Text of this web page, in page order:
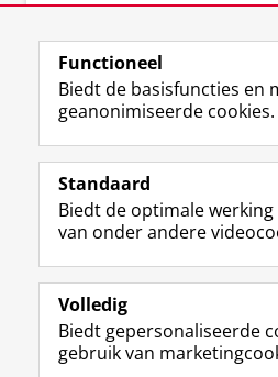
▸Gratis schrijfcoachingbij
▸Scriptieschrijfdagenbij
▸Cursussen en workshops
schrijven bij het
Volg ons op
Meer info
Contact
Functioneel
Biedt de basisfuncties en
geanonimiseerde cookies.
Standaard
Biedt de optimale
van onder andere
Volledig
Biedt gepersonaliseerde
gebruik van